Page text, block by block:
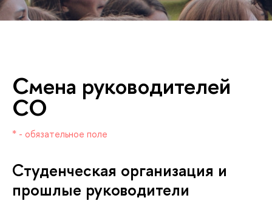
Смена руководителей
СО
* - обязательное поле
Студенческая организация и
прошлые руководители